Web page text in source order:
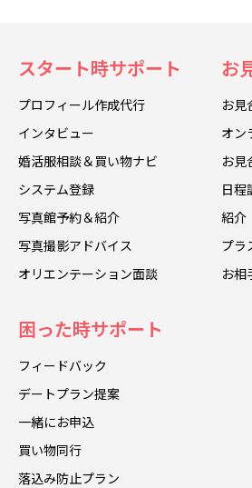
スタート時サポート
プロフィール作成代行
インタビュー
婚活服相談＆買い物ナビ
システム登録
写真館予約＆紹介
写真撮影アドバイス
オリエンテーション面談
お
お見
オン
お見
日程
紹介
プラ
お相
困った時サポート
フィードバック
デートプラン提案
一緒にお申込
買い物同行
落込み防止プラン